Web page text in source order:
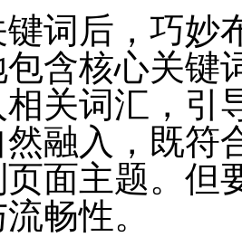
词后，巧妙
含核心关键
关词汇，引
融入，既符
面主题。但
畅性。